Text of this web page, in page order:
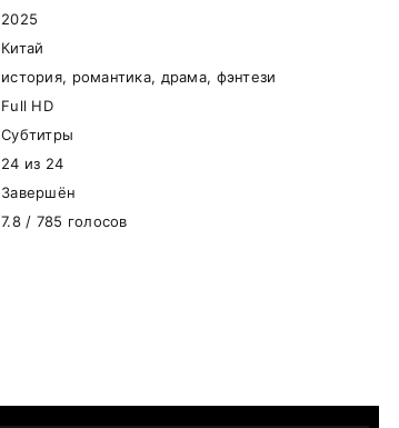
2025
Китай
история, романтика, драма, фэнтези
Full HD
Субтитры
24 из 24
Завершён
7.8 / 785 голосов